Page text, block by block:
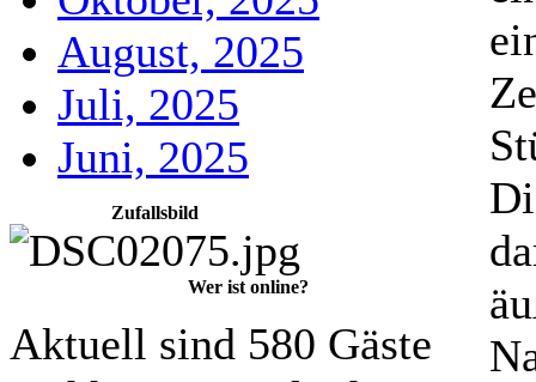
August, 2025
Juli, 2025
Juni, 2025
Zufallsbild
Wer ist online?
Aktuell sind 580 Gäste